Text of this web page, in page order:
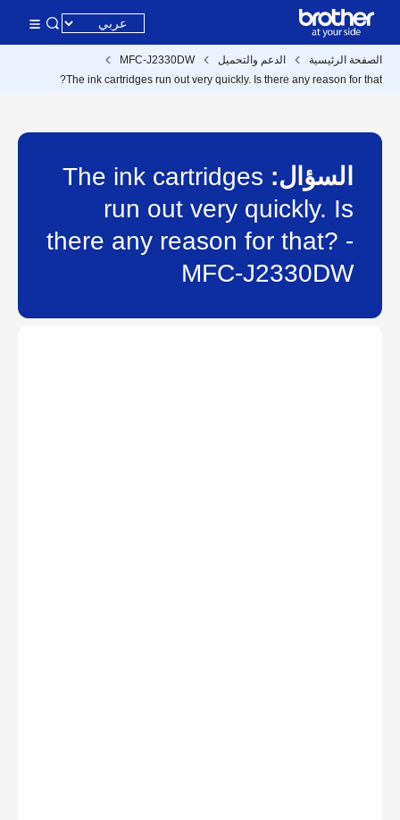
الصفحة الرئيسية الدعم والتحميل
MFC-J2330DW
The ink cartridges run out very quickly. Is there any reason for that?
السؤال:
The ink cartridges
run out very quickly. Is
there any reason for that? -
MFC-J2330DW